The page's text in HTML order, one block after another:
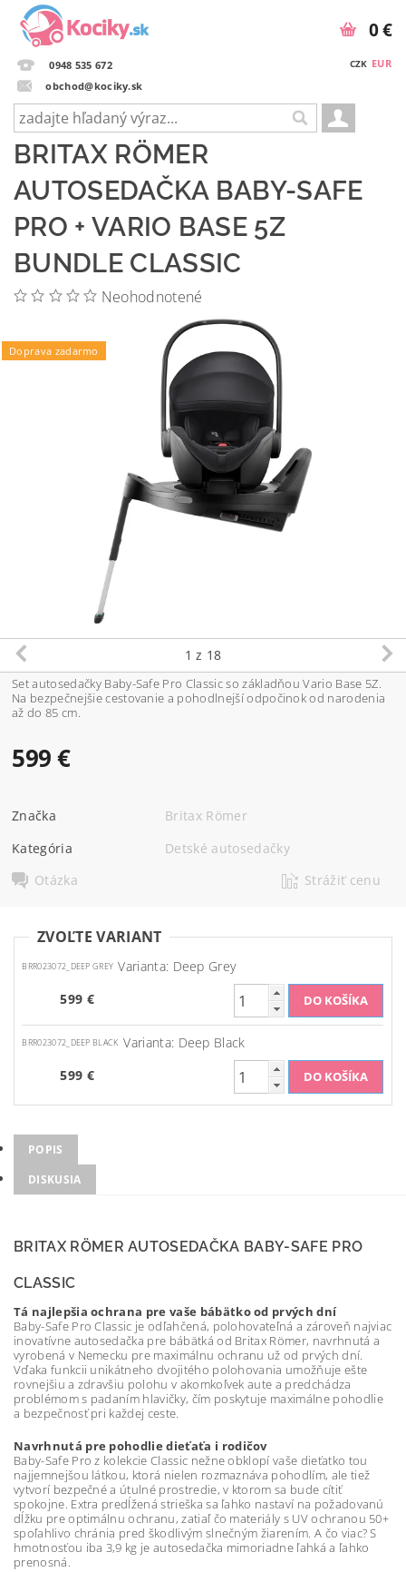
0948 535 672
obchod@kociky.sk
CZK EUR
0 €
BRITAX RÖMER
AUTOSEDAČKA BABY-SAFE
PRO + VARIO BASE 5Z
BUNDLE CLASSIC
Neohodnotené
Doprava zadarmo
1 z 18
Set autosedačky Baby-Safe Pro Classic so základňou Vario Base 5Z.
Na bezpečnejšie cestovanie a pohodlnejší odpočinok od narodenia
až do 85 cm.
599 €
Značka
Britax Römer
Kategória
Detské autosedačky
Otázka
Strážiť cenu
ZVOĽTE VARIANT
BRR023072_DEEP GREY Varianta: Deep Grey
599 €
BRR023072_DEEP BLACK Varianta: Deep Black
599 €
POPIS
DISKUSIA
BRITAX RÖMER AUTOSEDAČKA BABY-SAFE PRO
CLASSIC
Tá najlepšia ochrana pre vaše bábätko od prvých dní
Baby-Safe Pro Classic je odľahčená, polohovateľná a zároveň najviac
inovatívne autosedačka pre bábätká od Britax Römer, navrhnutá a
vyrobená v Nemecku pre maximálnu ochranu už od prvých dní.
Vďaka funkcii unikátneho dvojitého polohovania umožňuje ešte
rovnejšiu a zdravšiu polohu v akomkoľvek aute a predchádza
problémom s padaním hlavičky, čím poskytuje maximálne pohodlie
a bezpečnosť pri každej ceste.
Navrhnutá pre pohodlie dieťaťa i rodičov
Baby-Safe Pro z kolekcie Classic nežne obklopí vaše dieťatko tou
najjemnejšou látkou, ktorá nielen rozmaznáva pohodlím, ale tiež
vytvorí bezpečné a útulné prostredie, v ktorom sa bude cítiť
spokojne. Extra predĺžená strieška sa ľahko nastaví na požadovanú
dĺžku pre optimálnu ochranu, zatiaľ čo materiály s UV ochranou 50+
spoľahlivo chránia pred škodlivým slnečným žiarením. A čo viac? S
hmotnosťou iba 3,9 kg je autosedačka mimoriadne ľahká a ľahko
prenosná.